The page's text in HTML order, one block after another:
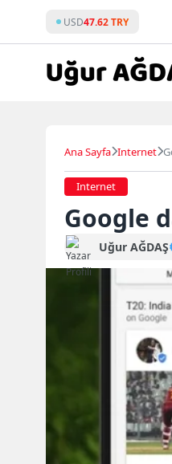
content
USD47.62 TRY
Ana Sayfa Internet
Internet
Google
Uğur AĞDAŞ